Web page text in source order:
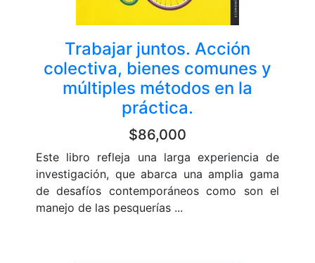
Trabajar juntos. Acción
colectiva, bienes comunes y
múltiples métodos en la
práctica.
$86,000
Este libro refleja una larga experiencia de
investigación, que abarca una amplia gama
de desafíos contemporáneos como son el
manejo de las pesquerías ...